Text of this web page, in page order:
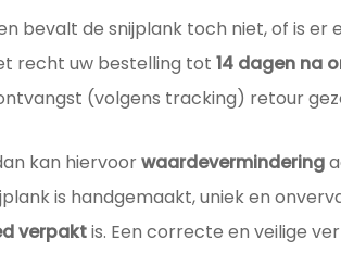
bevalt de snijplank toch niet, of is er
recht uw bestelling tot 14 dagen na
(volgens tracking) retour
kan hiervoorwaardevermindering
is handgemaakt, uniek en
verpaktis. Een correcte en veilige